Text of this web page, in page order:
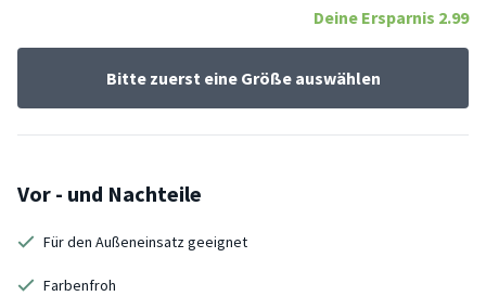
Deine Ersparnis 2.99
Bitte zuerst eine Größe auswählen
Vor - und Nachteile
Für den Außeneinsatz geeignet
Farbenfroh